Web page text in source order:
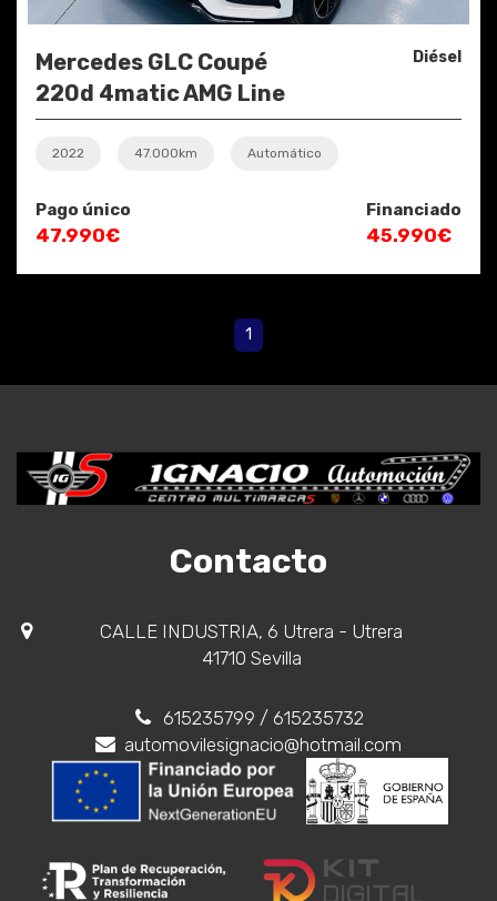
Mercedes GLC Coupé
220d 4matic AMG Line
Diésel
2022 47.000km Automático
Pago único
47.990€
Financiado
45.990€
1
Contacto
CALLE INDUSTRIA, 6 Utrera - Utrera
41710 Sevilla
615235799 / 615235732
automovilesignacio@hotmail.com